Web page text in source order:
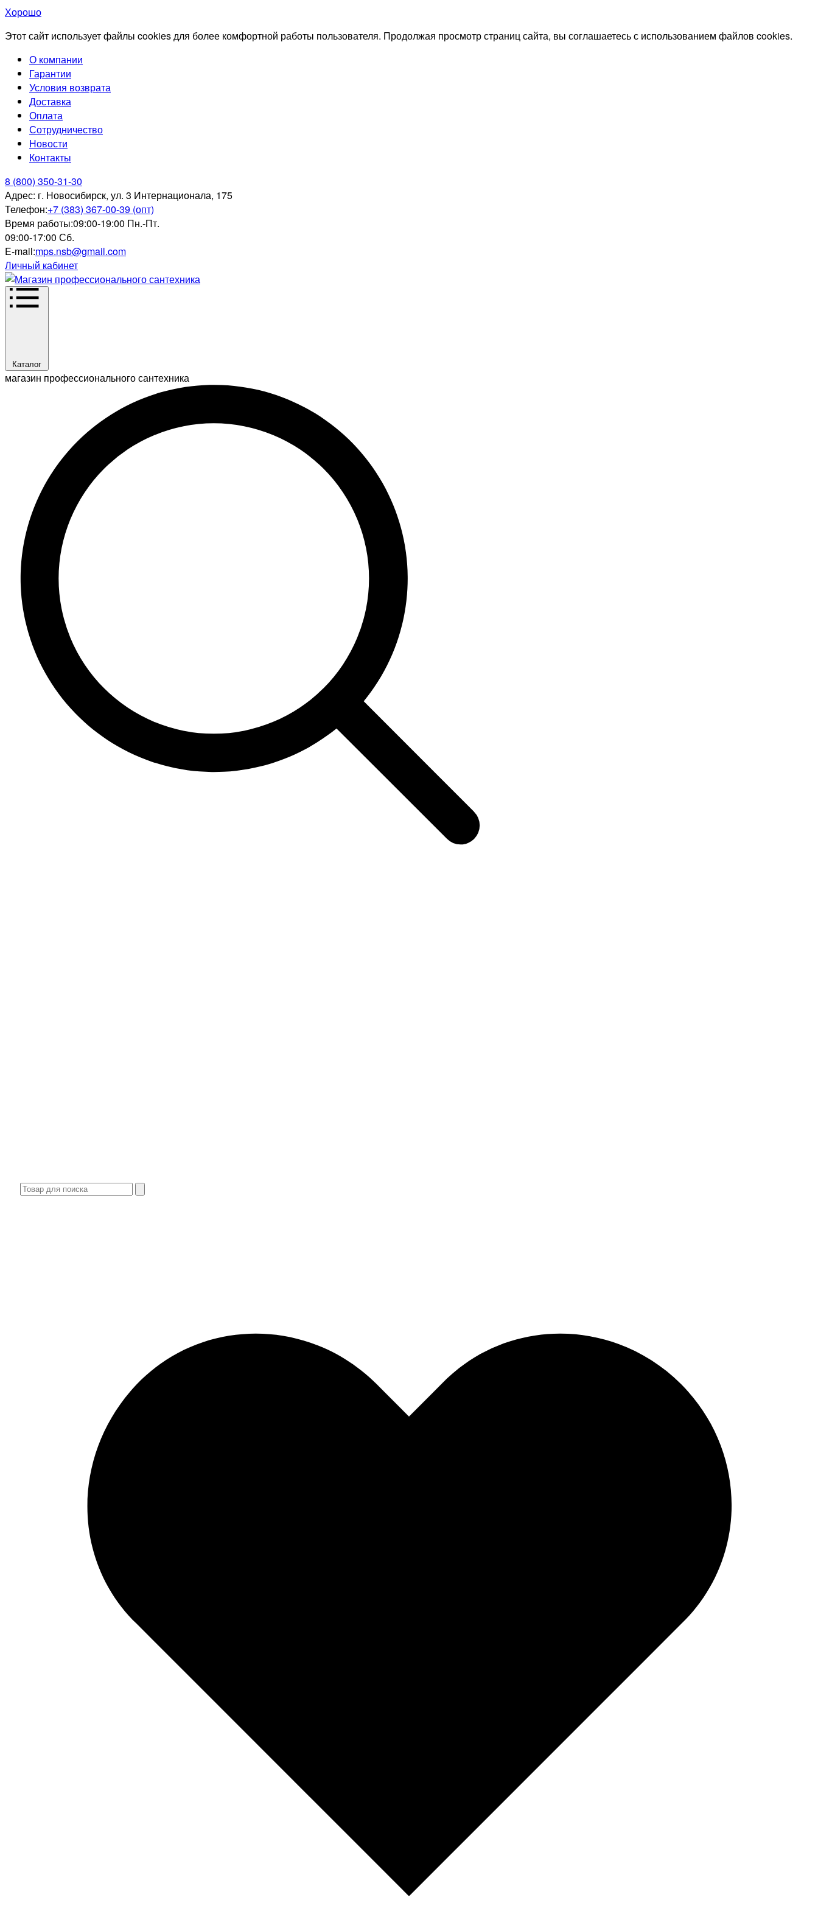
Хорошо
Этот сайт использует файлы cookies для более комфортной работы пользователя. Продолжая просмотр страниц сайта, вы соглашаетесь с использованием файлов cookies.
О компании
Гарантии
Условия возврата
Доставка
Оплата
Сотрудничество
Новости
Контакты
8 (800) 350-31-30
Адрес: г. Новосибирск, ул. 3 Интернационала, 175
Телефон:+7 (383) 367-00-39 (опт)
Время работы:09:00-19:00 Пн.-Пт.
09:00-17:00 Сб.
E-mail:mps.nsb@gmail.com
Личный кабинет
Каталог
магазин профессионального сантехника